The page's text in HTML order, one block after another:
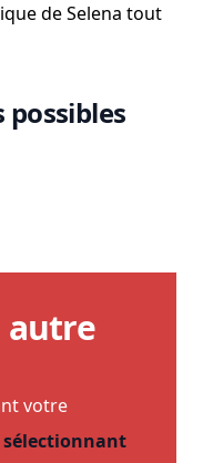
de Selena tout
possibles
autre
votre
sélectionnant